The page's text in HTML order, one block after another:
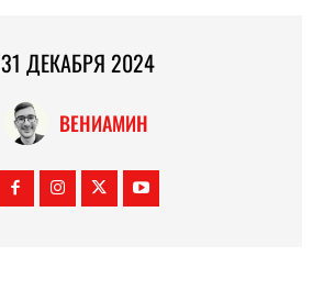
31 ДЕКАБРЯ 2024
ВЕНИАМИН